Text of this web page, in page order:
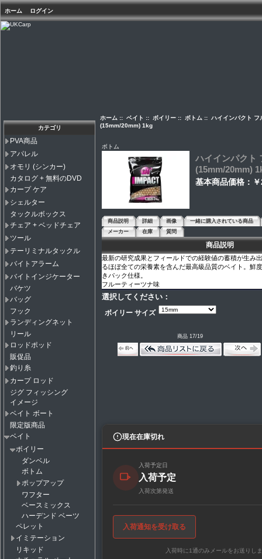
ホーム ログイン
カテゴリ
PVA商品
アパレル
オモリ (シンカー)
カタログ + 無料のDVD
カープ ケア
シェルター
タックルボックス
チェア + ベッドチェア
ツール
テーリミナルタックル
バイトアラーム
バイトインジケーター
バケツ
バッグ
フック
ランディングネット
リール
ロッドポッド
販促品
釣り糸
カープ ロッド
ジグ フィッシング
イメージ
ベイト ボート
限定版商品
ベイト
ボイリー
ダンベル
ボトム
ポップアップ
ワフター
ベースミックス
ハーデンド ベーツ
ペレット
イミテーション
リキッド
ホーム :: ベイト :: ボイリー:: ボトム :: ハイインパクト フ
(15mm/20mm) 1kg
ボトム
ハイインパクト
(15mm/20mm)
基本商品価格：
商品説明 詳細 画像
一緒に購入されている商品
メーカー
在庫 質問
商品説明
最新の研究成果とフィールドでの経験値の蓄積が生み
るほぼ全ての栄養素を含んだ最高級品質のベイト。鮮
きパック仕様。
フルーティーツナ味
選択してください：
ボイリー サイズ
商品 17/19
現在在庫切れ
入荷予定日
入荷予定
入荷次第発送
入荷通知を受け取る
入荷時に1通のみメールをお送りし